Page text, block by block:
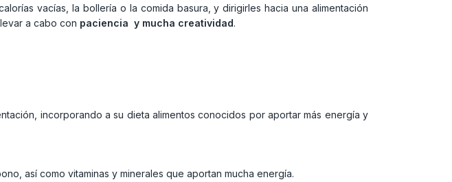
vacías, la bollería o la comida basura, y dirigirles hacia una alimentación
a cabo con paciencia y mucha creatividad.
incorporando a su dieta alimentos conocidos por aportar más energía y
así como vitaminas y minerales que aportan mucha energía.